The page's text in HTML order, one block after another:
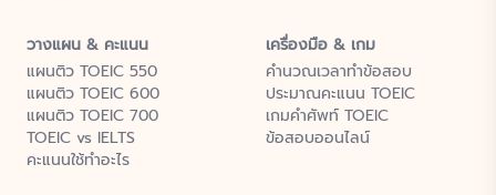
วางแผน & คะแนน
แผนติว TOEIC 550
แผนติว TOEIC 600
แผนติว TOEIC 700
TOEIC vs IELTS
คะแนนใช้ทำอะไร
เครื่องมือ & เกม
คำนวณเวลาทำข้อสอบ
ประมาณคะแนน TOEIC
เกมคำศัพท์ TOEIC
ข้อสอบออนไลน์